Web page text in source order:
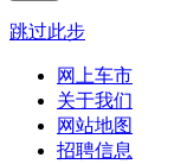
跳过此步
网上车市
关于我们
网站地图
招聘信息